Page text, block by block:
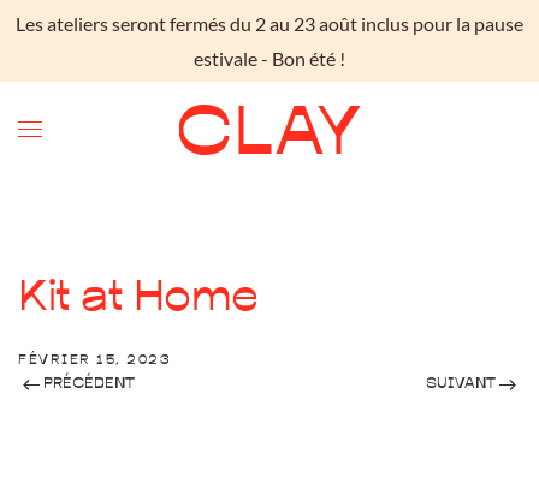
Les ateliers seront fermés du 2 au 23 août inclus pour la pause
estivale - Bon été !
Skip to main content
Kit at Home
FÉVRIER 15, 2023
PRÉCÉDENT SUIVANT